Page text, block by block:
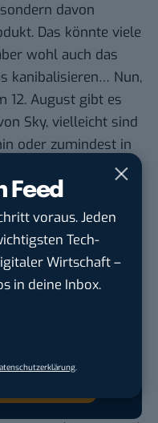
Feed
voraus. Jeden
Tech-
Wirtschaft –
in deine Inbox.
.
davon
Das könnte viele
wohl auch das
kanibalisieren… Nun,
12. August gibt es
Sky, vielleicht sind
oder zumindest in
so geht.
bestimmen,
Suche häufiger
Klicks kannst du
Vielen Dank!